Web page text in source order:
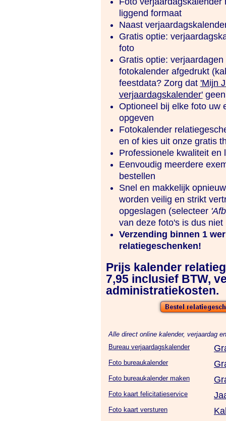
liggend formaat
Naast
Gratis optie:
foto
Gratis optie:
fotokalender afgedrukt
feestdata? Zorg dat 'Mijn
verjaardagskalender'geen
Optioneel bij elke foto uw
opgeven
Fotokalender
en of kies uit onze gratis
Professionele kwaliteit en
Eenvoudig meerdere
bestellen
Snel en makkelijk
worden veilig en strikt
opgeslagen (selecteer
van deze foto's is dus niet
Verzending binnen 1
relatiegeschenken!
Prijs kalender
7,95 inclusief BTW,
administratiekosten.
Alle direct online kalender, verjaardag
Bureau verjaardagskalender
Foto bureaukalender
Foto bureaukalender maken
Foto kaart felicitatieservice
Foto kaart versturen